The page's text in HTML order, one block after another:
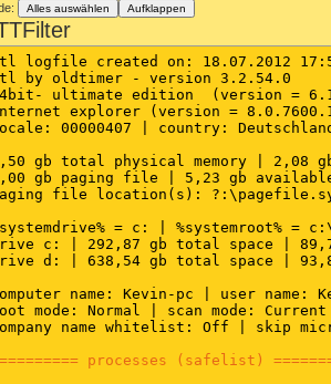
Alles auswählen Aufklappen
logfile created on: 18.07.2012
by oldtimer - version 3.2.54.0
ultimate edition  (version =
explorer (version =
00000407 | country:
gb total physical memory | 2,08
gb paging file | 5,23 gb
file location(s):
= c: | %systemroot% =
c: | 292,87 gb total space |
d: | 638,54 gb total space |
name: Kevin-pc | user
mode: Normal | scan mode:
name whitelist: Off | skip
processes (safelist)